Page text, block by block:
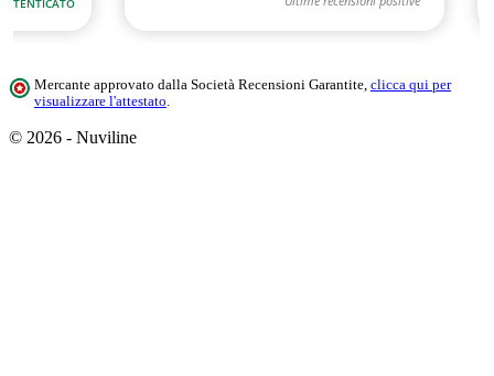
Mercante approvato dalla Società Recensioni Garantite, clicca qui per
visualizzare l'attestato.
© 2026 - Nuviline